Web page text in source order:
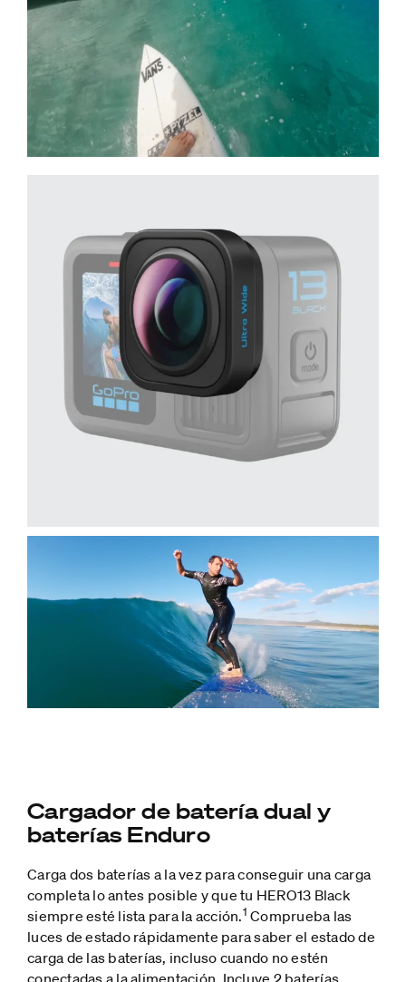
Cargador de batería dual y
baterías Enduro
Carga dos baterías a la vez para conseguir una carga
completa lo antes posible y que tu HERO13 Black
siempre esté lista para la acción.1 Comprueba las
luces de estado rápidamente para saber el estado de
carga de las baterías, incluso cuando no estén